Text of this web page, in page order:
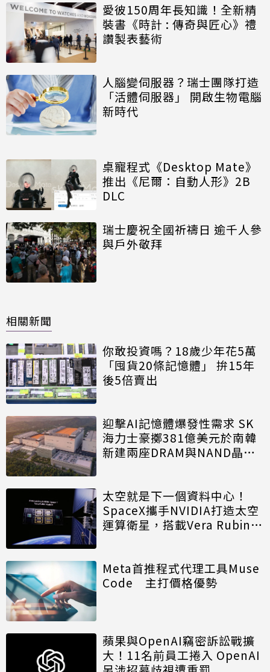
愛彼150周年長知識！全新精
裝書《時計 : 傳奇與匠心》禮
讚製表藝術
人腦變伺服器？瑞士團隊打造
「活體伺服器」 開啟生物電腦
新時代
桌寵程式《Desktop Mate》
推出《尼爾：自動人形》2B
DLC
瑞士慶祝全國祈禱日 逾千人參
與戶外敬拜
相關新聞
你敢投資嗎？18歲少年花5萬
「囤貨20條記憶體」 拚15年
後5倍賣出
迎擊AI記憶體爆發性需求 SK
海力士豪擲381億美元於南韓
新建兩座DRAM與NAND晶圓
太空就是下一個資料中心！
SpaceX攜手NVIDIA打造太空
運算衛星，搭載Vera Rubin運
Meta首推程式代理工具Muse
Code 主打價格優勢
蘋果與OpenAI竊密訴訟戰擴
大！11名前員工捲入 OpenAI